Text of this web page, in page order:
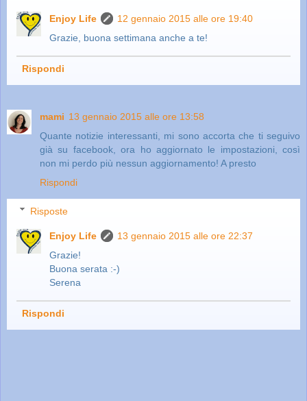
Enjoy Life
12 gennaio 2015 alle ore 19:40
Grazie, buona settimana anche a te!
Rispondi
mami 13 gennaio 2015 alle ore 13:58
Quante notizie interessanti, mi sono accorta che ti seguivo
già su facebook, ora ho aggiornato le impostazioni, così
non mi perdo più nessun aggiornamento! A presto
Rispondi
Risposte
Enjoy Life
13 gennaio 2015 alle ore 22:37
Grazie!
Buona serata :-)
Serena
Rispondi